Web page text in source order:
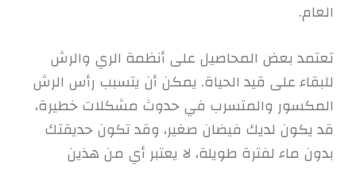
العام.
تعتمد بعض المحاصيل على أنظمة الري والرش
للبقاء على قيد الحياة. يمكن أن يتسبب رأس الرش
المكسور والمتسرب في حدوث مشكلات خطيرة،
قد يكون لديك فيضان صغير، وقد تكون حديقتك
بدون ماء لفترة طويلة، لا يعتبر أي من هذين